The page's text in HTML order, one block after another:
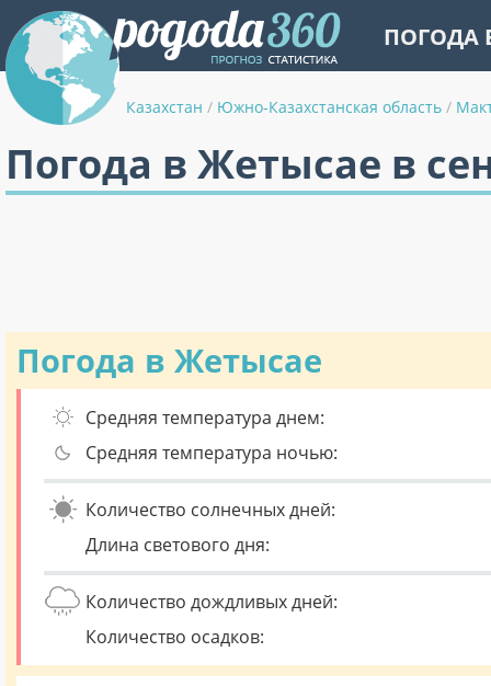
ПОГОДА
Казахстан / Южно-Казахстанская область /
Погода в Жетысае в
Погода в Жетысае
Средняя температура днем:
Средняя температура ночью:
Количество солнечных дней:
Длина светового дня:
Количество дождливых дней:
Количество осадков: